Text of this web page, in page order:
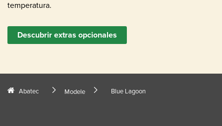
temperatura.
Descubrir extras opcionales
Abatec Modele Blue Lagoon